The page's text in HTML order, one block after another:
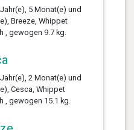
5 Monat(e) und
Breeze, Whippet
, gewogen 9.7 kg.
2 Monat(e) und
Cesca, Whippet
, gewogen 15.1 kg.